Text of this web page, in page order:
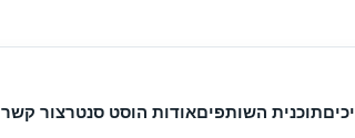
תוכנית השותפיםאודות הוסט סנטרצור קשר